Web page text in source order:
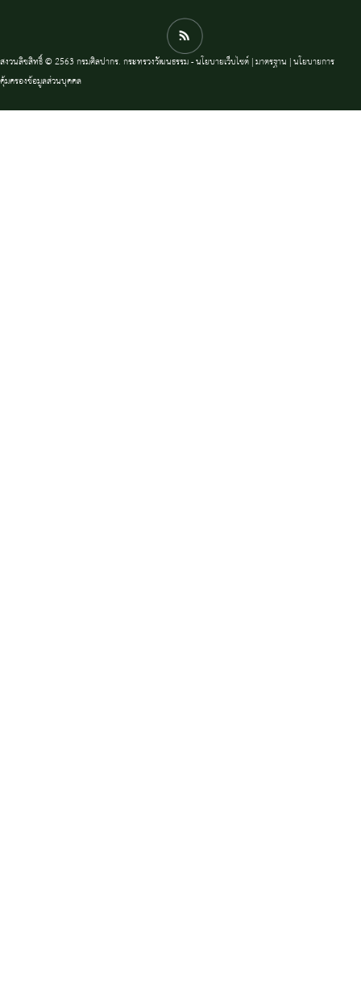
สงวนลิขสิทธิ์ © 2563 กรมศิลปากร. กระทรวงวัฒนธรรม -นโยบายเว็บไซต์|มาตรฐาน |นโยบายการ
คุ้มครองข้อมูลส่วนบุคคล